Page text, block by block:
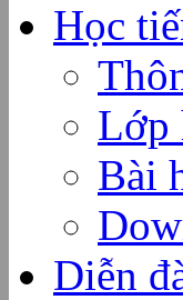
Học
Lớp
Bài
Diễn